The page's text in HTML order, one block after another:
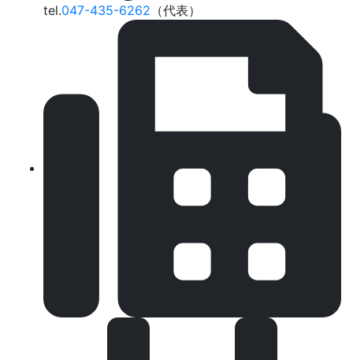
tel.047-435-6262 （代表）